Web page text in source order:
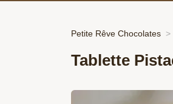
Petite Rêve Chocolates
Tablette